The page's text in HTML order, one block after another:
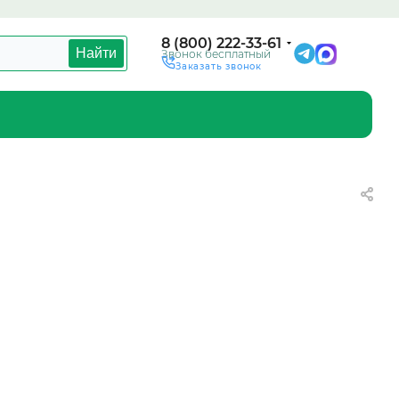
Найти
8 (800) 222-33-61
Звонок бесплатный
Заказать звонок